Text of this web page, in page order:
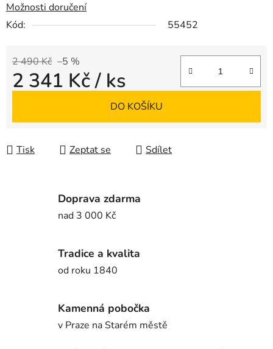
Možnosti doručení
Kód:
55452
2 490 Kč –5 %
2 341 Kč/ ks
DO KOŠÍKU
Tisk Zeptat se Sdílet
Doprava zdarma
nad 3 000 Kč
Tradice a kvalita
od roku 1840
Kamenná pobočka
v Praze na Starém městě